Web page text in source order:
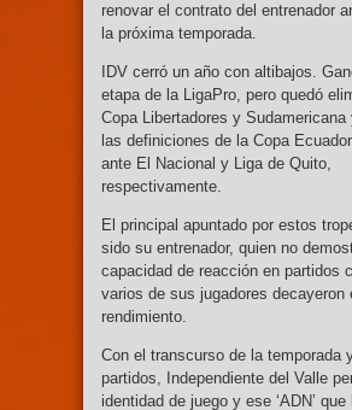
renovar el contrato del entrenador
la próxima temporada.
IDV cerró un año con altibajos.
etapa de la LigaPro, pero quedó
Copa Libertadores y
las definiciones de la Copa
ante El Nacional y Liga de Quito,
respectivamente.
El principal apuntado por estos
sido su entrenador, quien no
capacidad de reacción en partidos
varios de sus jugadores decayeron
rendimiento.
Con el transcurso de la temporada
partidos, Independiente del Valle
identidad de juego y ese ‘ADN’ que